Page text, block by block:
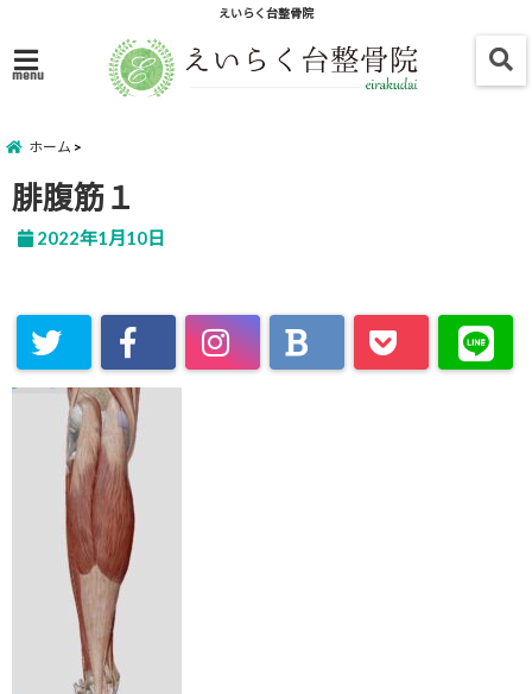
えいらく台整骨院
menu
ホーム
腓腹筋１
2022年1月10日